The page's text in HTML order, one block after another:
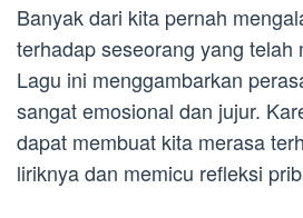
Banyak dari kita pernah
terhadap seseorang yang telah
Lagu ini menggambarkan
sangat emosional dan jujur.
dapat membuat kita merasa
liriknya dan memicu refleksi